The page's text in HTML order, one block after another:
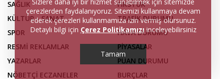
SAĞLIK
KÜLTÜR - SANAT
SPOR
RESMİ REKLAMLAR
YAZARLAR
NÖBETÇİ ECZANELER
FİKSTÜR
TRAFİK DURUMU
HAVA DURUMU
PİYASALAR
PUAN DURUMU
BURÇLAR
çerezlerden faydalanıyoruz. Sitemizi kullanmaya devam
ederek çerezleri kullanmamıza izin vermiş olursunuz.
Detaylı bilgi için Çerez Politikamızı inceleyebilirsiniz
Tamam